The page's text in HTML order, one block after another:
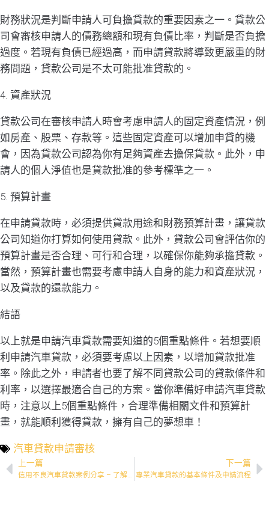
財務狀況是判斷申請人可負擔貸款的重要因素之一。貸款公
司會審核申請人的債務總額和現有負債比率，判斷是否負擔
過度。若現有負債已經過高，而申請貸款將導致更嚴重的財
務問題，貸款公司是不太可能批准貸款的。
4. 資產狀況
貸款公司在審核申請人時會考慮申請人的固定資產情況，例
如房產、股票、存款等。這些固定資產可以增加申貸的機
會，因為貸款公司認為你有足夠資產去擔保貸款。此外，申
請人的個人淨值也是貸款批准的參考標準之一。
5. 預算計畫
在申請貸款時，必須提供貸款用途和財務預算計畫，讓貸款
公司知道你打算如何使用貸款。此外，貸款公司會評估你的
預算計畫是否合理、可行和合理，以確保你能夠承擔貸款。
當然，預算計畫也需要考慮申請人自身的能力和資產狀況，
以及貸款的還款能力。
結語
以上就是申請汽車貸款需要知道的5個重點條件。若想要順
利申請汽車貸款，必須要考慮以上因素，以增加貸款批准
率。除此之外，申請者也要了解不同貸款公司的貸款條件和
利率，以選擇最適合自己的方案。當你準備好申請汽車貸款
時，注意以上5個重點條件，合理準備相關文件和預算計
畫，就能順利獲得貸款，擁有自己的夢想車！
汽車貸款申請審核
上一篇
信用不良汽車貸款案例分享 – 了解成功申貸的秘訣
下一篇
專業汽車貸款的基本條件及申請流程